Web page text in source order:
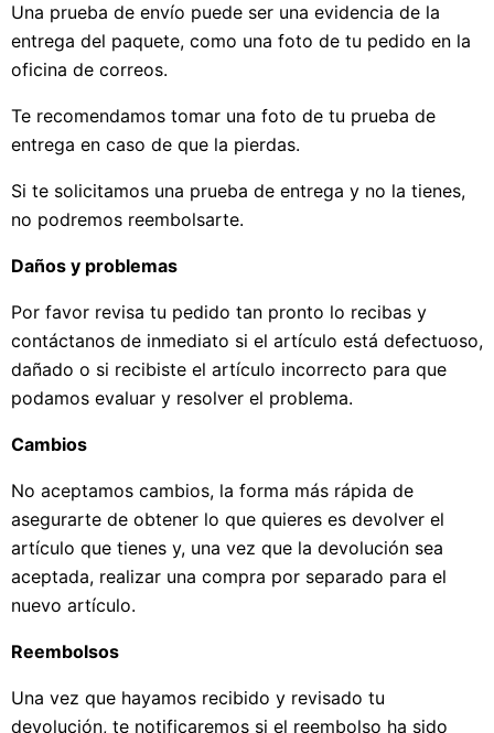
Una prueba de envío puede ser una evidencia de la
entrega del paquete, como una foto de tu pedido en la
oficina de correos.
Te recomendamos tomar una foto de tu prueba de
entrega en caso de que la pierdas.
Si te solicitamos una prueba de entrega y no la tienes,
no podremos reembolsarte.
Daños y problemas
Por favor revisa tu pedido tan pronto lo recibas y
contáctanos de inmediato si el artículo está defectuoso,
dañado o si recibiste el artículo incorrecto para que
podamos evaluar y resolver el problema.
Cambios
No aceptamos cambios, la forma más rápida de
asegurarte de obtener lo que quieres es devolver el
artículo que tienes y, una vez que la devolución sea
aceptada, realizar una compra por separado para el
nuevo artículo.
Reembolsos
Una vez que hayamos recibido y revisado tu
devolución, te notificaremos si el reembolso ha sido